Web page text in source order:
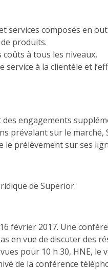
services composés en
produits.
à tous les niveaux,
à la clientèle et
engagements
prévalant sur le marché,
prélèvement sur ses
de Superior.
février 2017. Une
en vue de discuter des
pour 10 h 30, HNE, le
de la conférence